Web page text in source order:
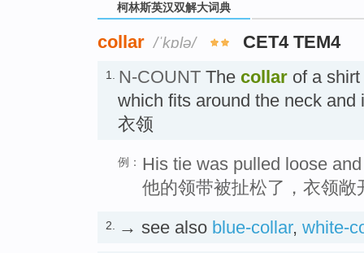
柯林斯英汉双解大词典
collar /ˈkɒlə/ CET4 TEM4
1. N-COUNT The collar of a
which fits around the neck and
衣领
例： His tie was pulled loose
他的领带被扯松了，衣领敞
2. → see also blue-collar, white-